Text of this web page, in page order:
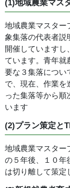
(1)地域農業マス
地域農業マスター
象集落の代表者説
開催していますし
ています。青年就
要な３集落につい
で、現在、作業を
った集落等から順
います
(2)プラン策定と
地域農業マスター
の５年後、１０年
は切り離して策定